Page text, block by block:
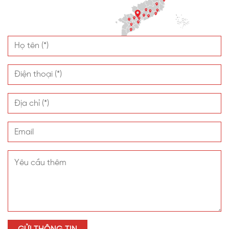
nguyên sinh nhập khẩu nên có khả năng chống tia UV
vượt trội, giúp bảo vệ sức khỏe người dùng khi ở dưới
khu vực mái che.
Khách hàng đánh giá cao về sản phẩm tấm nhựa lấy
sáng SL sau khi dự án được thi công hoàn thiện xong.
Màu xanh hồ đã tạo được điểm nhấn đặc việc cho
dịu mát, tươi mới cho giảng viên, sinh viên và các bộ
phận liên quan khác. Không chỉ vậy, tấm nhựa còn
âm vượt trội. Mặc dù thời tiết bên ngoài đang nắng